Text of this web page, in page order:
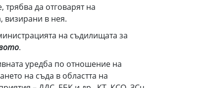
трябва да отговарят на
визирани в нея.
на съдилищата за
.
уредба по отношение на
на съда в областта на